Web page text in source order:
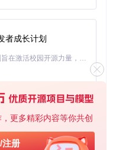
更多精彩内容等你共创
注册
和unlockfps.dll
文件
（WarcraftHelper.in
TargetFps = 30-45
TargetFps = 60-90
存）：TargetFps = 显示
者成长计划
「源启盛夏」暑期校园开发者成长计划旨在激活校园开源力量，通过积分激励、认证扶持、资源倾斜等形式，引导高校组织和开发者完成「入驻 — 建项目 — 做贡献 — 获认证 — 得资源」的完整闭环。无论你是想带领社团入驻平台的组织者，还是希望用代码贡献证明自己的开发者，都能在这里找到属于你的成长路径。
基于Python的Xiaozhi AI，适用于想要完整Xiaozhi体验而无需拥有专用硬件的用户。